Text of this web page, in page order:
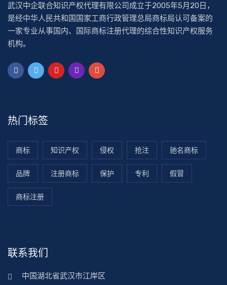
武汉中企联合知识产权代理有限公司成立于2005年5月20日，
是经中华人民共和国国家工商行政管理总局商标局认可备案的
一家专业从事国内、国际商标注册代理的综合性知识产权服务
机构。
热门标签
商标 知识产权 侵权 抢注 驰名商标
品牌 注册商标 保护 专利 假冒
商标注册
联系我们
中国湖北省武汉市江岸区